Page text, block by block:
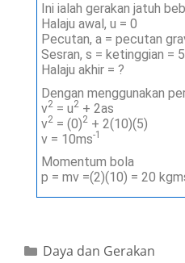
Ini ialah gerakan jatuh
Halaju awal, u = 0
Pecutan, a = pecutan
Sesran, s = ketinggian =
Halaju akhir = ?
Dengan menggunakan
v2 = u2 + 2as
v2 = (0)2 + 2(10)(5)
v = 10ms-1
Momentum bola
p = mv =(2)(10) = 20
Daya dan Gerakan